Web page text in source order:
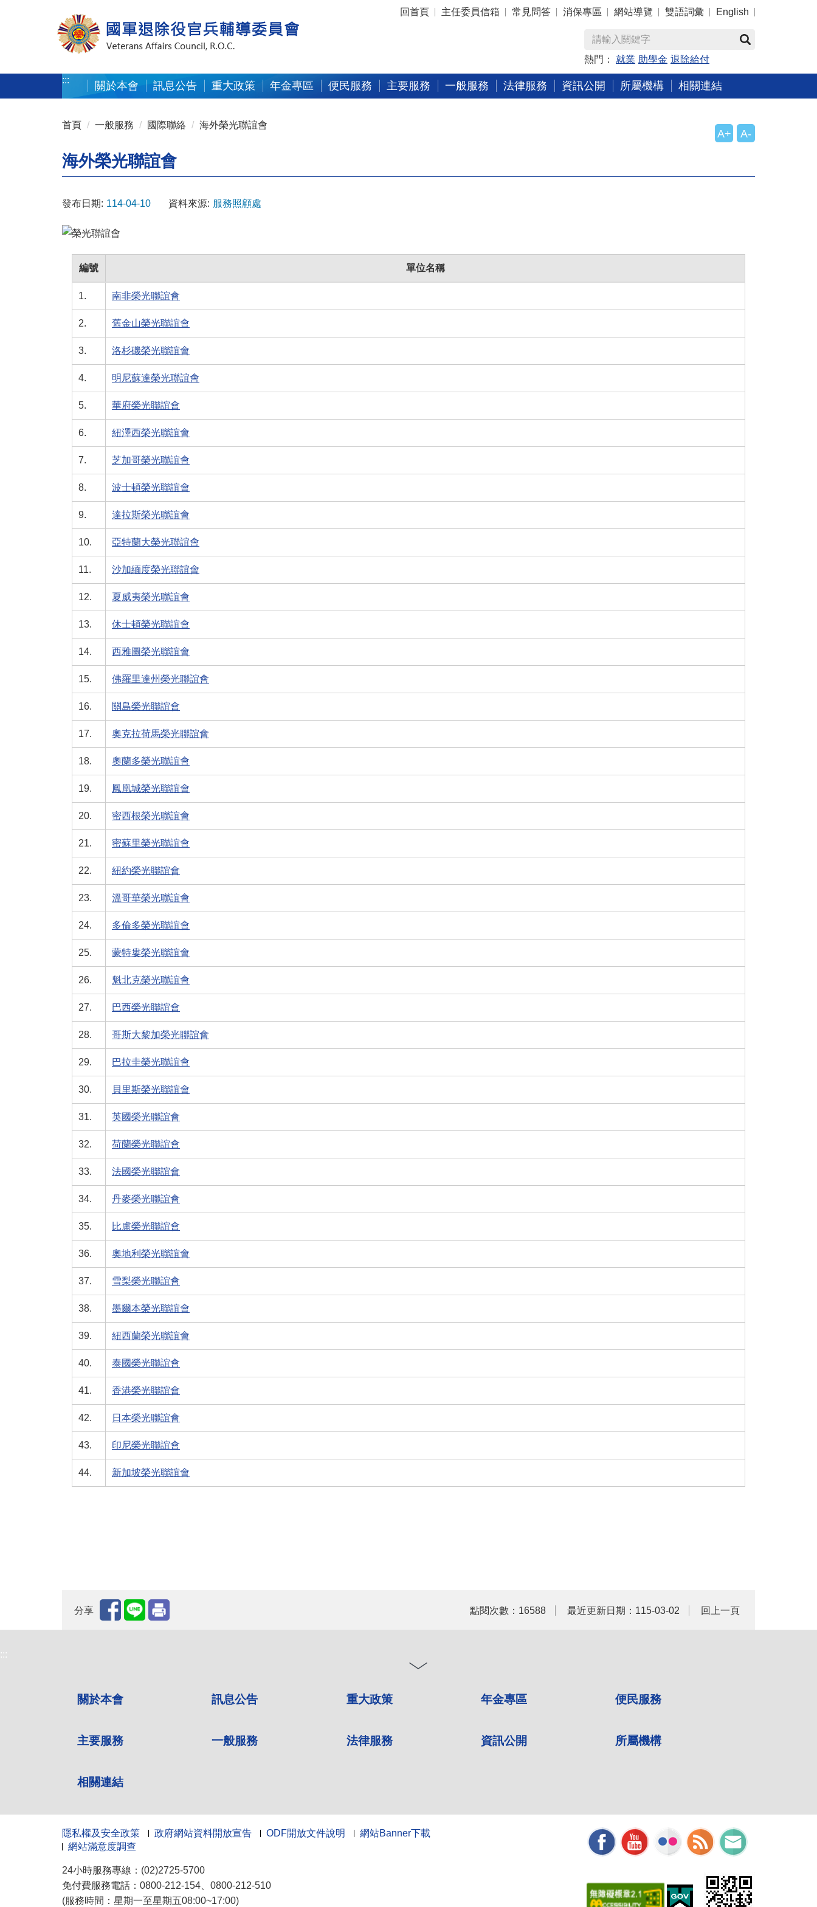
:::
回首頁 主任委員信箱 常見問答 消保專區 網站導覽 雙語詞彙 English
熱門： 就業 助學金 退除給付
:::
關於本會 訊息公告 重大政策 年金專區 便民服務 主要服務 一般服務 法律服務 資訊公開 所屬機構 相關連結
首頁 一般服務 國際聯絡 海外榮光聯誼會
A+ A-
海外榮光聯誼會
發布日期: 114-04-10 資料來源: 服務照顧處
編號 單位名稱
1. 南非榮光聯誼會
2. 舊金山榮光聯誼會
3. 洛杉磯榮光聯誼會
4. 明尼蘇達榮光聯誼會
5. 華府榮光聯誼會
6. 紐澤西榮光聯誼會
7. 芝加哥榮光聯誼會
8. 波士頓榮光聯誼會
9. 達拉斯榮光聯誼會
10. 亞特蘭大榮光聯誼會
11. 沙加緬度榮光聯誼會
12. 夏威夷榮光聯誼會
13. 休士頓榮光聯誼會
14. 西雅圖榮光聯誼會
15. 佛羅里達州榮光聯誼會
16. 關島榮光聯誼會
17. 奧克拉荷馬榮光聯誼會
18. 奧蘭多榮光聯誼會
19. 鳳凰城榮光聯誼會
20. 密西根榮光聯誼會
21. 密蘇里榮光聯誼會
22. 紐約榮光聯誼會
23. 溫哥華榮光聯誼會
24. 多倫多榮光聯誼會
25. 蒙特婁榮光聯誼會
26. 魁北克榮光聯誼會
27. 巴西榮光聯誼會
28. 哥斯大黎加榮光聯誼會
29. 巴拉圭榮光聯誼會
30. 貝里斯榮光聯誼會
31. 英國榮光聯誼會
32. 荷蘭榮光聯誼會
33. 法國榮光聯誼會
34. 丹麥榮光聯誼會
35. 比盧榮光聯誼會
36. 奧地利榮光聯誼會
37. 雪梨榮光聯誼會
38. 墨爾本榮光聯誼會
39. 紐西蘭榮光聯誼會
40. 泰國榮光聯誼會
41. 香港榮光聯誼會
42. 日本榮光聯誼會
43. 印尼榮光聯誼會
44. 新加坡榮光聯誼會
分享 點閱次數：16588 最近更新日期：115-03-02 回上一頁
:::
關於本會 訊息公告 重大政策 年金專區 便民服務
主要服務 一般服務 法律服務 資訊公開 所屬機構
相關連結
隱私權及安全政策 政府網站資料開放宣告 ODF開放文件說明
網站Banner下載
網站滿意度調查
24小時服務專線：(02)2725-5700
免付費服務電話：0800-212-154、0800-212-510
(服務時間：星期一至星期五08:00~17:00)